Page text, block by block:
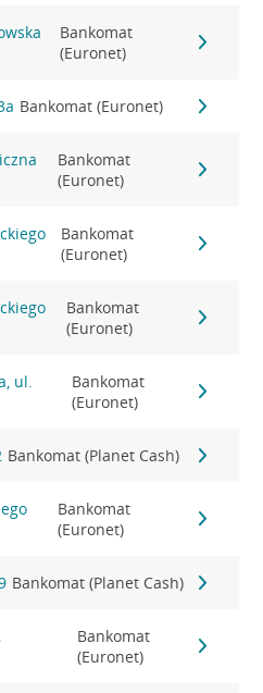
Bankomat
(Euronet)
Bankomat (Euronet)
Bankomat
(Euronet)
Bankomat
(Euronet)
Bankomat
(Euronet)
ul.
Bankomat
(Euronet)
Bankomat (Planet Cash)
Bankomat
(Euronet)
Bankomat (Planet Cash)
Bankomat
(Euronet)